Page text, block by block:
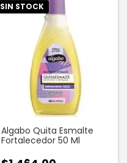
SIN STOCK
Algabo Quita Esmalte
Fortalecedor 50 Ml